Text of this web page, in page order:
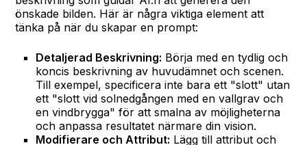
önskade bilden. Här är några viktiga element att
tänka på när du skapar en prompt:
Detaljerad Beskrivning: Börja med en tydlig och
koncis beskrivning av huvudämnet och scenen.
Till exempel, specificera inte bara ett "slott" utan
ett "slott vid solnedgången med en vallgrav och
en vindbrygga" för att smalna av möjligheterna
och anpassa resultatet närmare din vision.
Modifierare och Attribut: Lägg till attribut och